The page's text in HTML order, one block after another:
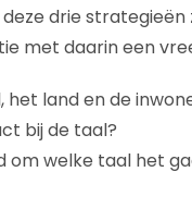
drie strategieën
met daarin een
land en de
bij de taal?
om welke taal het